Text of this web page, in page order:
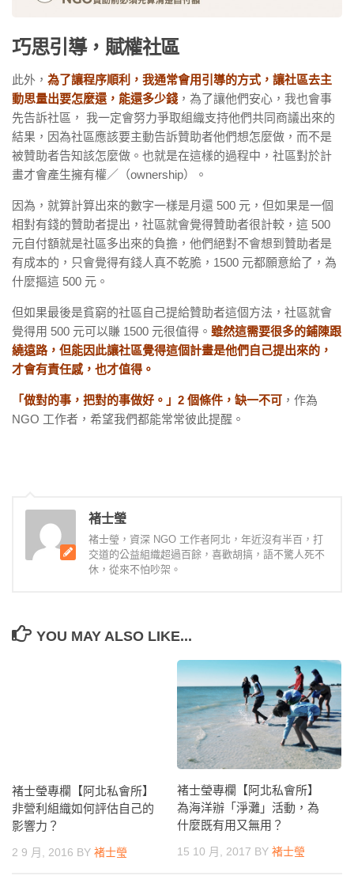
巧思引導，賦權社區
此外， 為了讓程序順利，我通常會用引導的方式，讓社區去主
動思量出要怎麼還，能還多少錢 ，為了讓他們安心，我也會事
先告訴社區， 我一定會努力爭取組織支持他們共同商議出來的
結果，因為社區應該要主動告訴贊助者他們想怎麼做，而不是
被贊助者告知該怎麼做。也就是在這樣的過程中，社區對於計
畫才會產生擁有權／（ownership）。
因為，就算計算出來的數字一樣是月還 500 元，但如果是一個
相對有錢的贊助者提出，社區就會覺得贊助者很計較，這 500
元自付額就是社區多出來的負擔，他們絕對不會想到贊助者是
有成本的，只會覺得有錢人真不乾脆，1500 元都願意給了，為
什麼摳這 500 元。
但如果最後是貧窮的社區自己提給贊助者這個方法，社區就會
覺得用 500 元可以賺 1500 元很值得。 雖然這需要很多的鋪陳跟
繞遠路，但能因此讓社區覺得這個計畫是他們自己提出來的，
才會有責任感，也才值得。
「做對的事，把對的事做好。」2 個條件，缺一不可 ，作為
NGO 工作者，希望我們都能常常彼此提醒。
褚士瑩
褚士瑩，資深 NGO 工作者阿北，年近沒有半百，打
交道的公益組織超過百餘，喜歡胡搞，語不驚人死不
休，從來不怕吵架。
YOU MAY ALSO LIKE...
褚士瑩專欄【阿北私會所】
非營利組織如何評估自己的
影響力？
2 9 月, 2016 BY 褚士瑩
褚士瑩專欄【阿北私會所】
為海洋辦「淨灘」活動，為
什麼既有用又無用？
15 10 月, 2017 BY 褚士瑩